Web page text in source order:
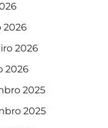
2026
2026
2026
2025
2025